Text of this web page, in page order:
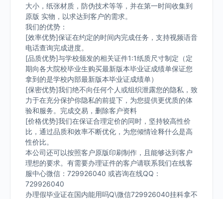
大小，纸张材质，防伪技术等等，并在第一时间收集到
原版 实物，以求达到客户的需求。
我们的优势：
[效率优势]保证在约定的时间内完成任务，支持视频语音
电话查询完成进度。
[品质优势]与学校颁发的相关证件1:1纸质尺寸制定（定
期向各大院校毕业生购买最新版本毕业证成绩单保证您
拿到的是学校内部最新版本毕业证成绩单）
[保密优势]我们绝不向任何个人或组织泄露您的隐私，致
力于在充分保护你隐私的前提下，为您提供更优质的体
验和服务。完成交易，删除客户资料
[价格优势]我们在保证合理定价的同时，坚持较高性价
比，通过品质和效率不断优化，为您倾情诠释什么是高
性价比。
本公司还可以按照客户原版印刷制作，且能够达到客户
理想的要求。有需要办理证件的客户请联系我们在线客
服中心微信：729926040 或咨询在线QQ：
729926040
办理假毕业证在国内能用吗Q\微信729926040挂科拿不